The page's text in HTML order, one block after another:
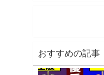
おすすめの記事